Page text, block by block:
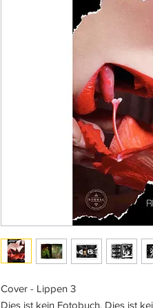
Cover - Lippen 3
Dies ist kein Fotobuch. Dies ist